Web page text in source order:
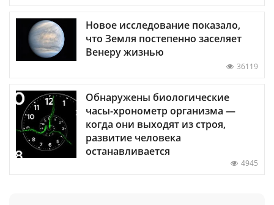
Новое исследование показало,
что Земля постепенно заселяет
Венеру жизнью
36119
Обнаружены биологические
часы-хронометр организма —
когда они выходят из строя,
развитие человека
останавливается
4945